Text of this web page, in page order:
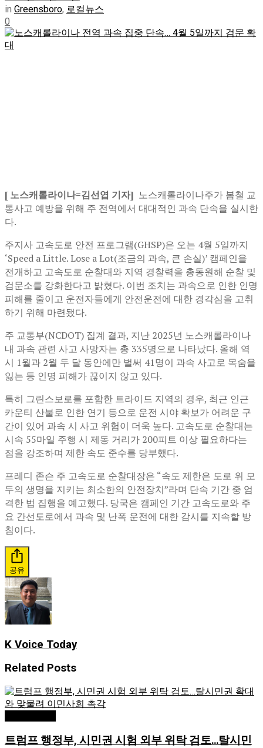
in Greensboro, 로컬뉴스
0
[ 노스캐롤라이나=김선엽 기자] 노스캐롤라이나주가 봄철 교
통사고 예방을 위해 주 전역에서 대대적인 과속 단속을 실시한
다.
주지사 고속도로 안전 프로그램(GHSP)은 오는 4월 5일까지
‘Speed a Little. Lose a Lot(조금의 과속, 큰 손실)’ 캠페인을
전개하고 고속도로 순찰대와 지역 경찰력을 총동원해 순찰 및
검문소를 강화한다고 밝혔다. 이번 조치는 과속으로 인한 인명
피해를 줄이고 운전자들에게 안전운전에 대한 경각심을 고취
하기 위해 마련됐다.
주 교통부(NCDOT) 집계 결과, 지난 2025년 노스캐롤라이나
내 과속 관련 사고 사망자는 총 335명으로 나타났다. 올해 역
시 1월과 2월 두 달 동안에만 벌써 41명이 과속 사고로 목숨을
잃는 등 인명 피해가 끊이지 않고 있다.
특히 그린스보로를 포함한 트라이드 지역의 경우, 최근 인근
카운티 산불로 인한 연기 등으로 운전 시야 확보가 어려운 구
간이 있어 과속 시 사고 위험이 더욱 높다. 고속도로 순찰대는
시속 55마일 주행 시 제동 거리가 200피트 이상 필요하다는
점을 강조하며 제한 속도 준수를 당부했다.
프레디 존슨 주 고속도로 순찰대장은 “속도 제한은 도로 위 모
두의 생명을 지키는 최소한의 안전장치”라며 단속 기간 중 엄
격한 법 집행을 예고했다. 당국은 캠페인 기간 고속도로와 주
요 간선도로에서 과속 및 난폭 운전에 대한 감시를 지속할 방
침이다.
공유
K Voice Today
Related Posts
트럼프 행정부, 시민권 시험 외부 위탁 검토…탈시민